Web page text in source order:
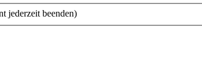
jederzeit beenden)